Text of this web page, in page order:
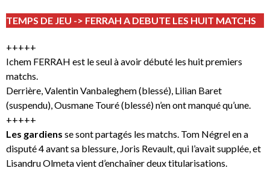
TEMPS DE JEU -> FERRAH A DEBUTE LES HUIT MATCHS
+++++
Ichem FERRAH est le seul à avoir débuté les huit premiers
matchs.
Derrière, Valentin Vanbaleghem (blessé), Lilian Baret
(suspendu), Ousmane Touré (blessé) n’en ont manqué qu’une.
+++++
Les gardiens se sont partagés les matchs. Tom Négrel en a
disputé 4 avant sa blessure, Joris Revault, qui l’avait supplée, et
Lisandru Olmeta vient d’enchaîner deux titularisations.